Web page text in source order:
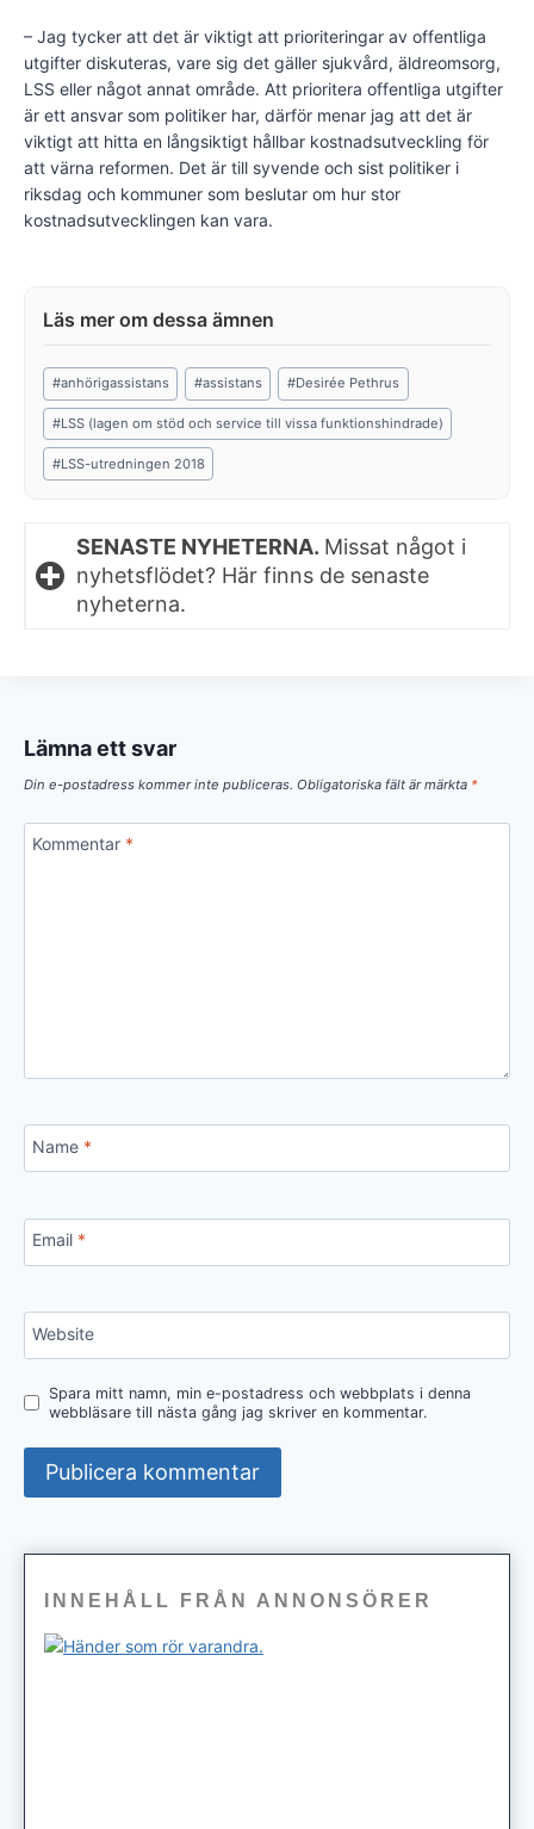
– Jag tycker att det är viktigt att prioriteringar av offentliga
utgifter diskuteras, vare sig det gäller sjukvård, äldreomsorg,
LSS eller något annat område. Att prioritera offentliga utgifter
är ett ansvar som politiker har, därför menar jag att det är
viktigt att hitta en långsiktigt hållbar kostnadsutveckling för
att värna reformen. Det är till syvende och sist politiker i
riksdag och kommuner som beslutar om hur stor
kostnadsutvecklingen kan vara.
Post
Tags:
#anhörigassistans #assistans #Desirée Pethrus
#LSS (lagen om stöd och service till vissa funktionshindrade)
#LSS-utredningen 2018
SENASTE NYHETERNA. Missat något i
nyhetsflödet? Här finns de senaste
nyheterna.
Lämna ett svar
Din e-postadress kommer inte publiceras. Obligatoriska fält är märkta *
Kommentar *
Name *
Email *
Website
Spara mitt namn, min e-postadress och webbplats i denna
webbläsare till nästa gång jag skriver en kommentar.
INNEHÅLL FRÅN ANNONSÖRER